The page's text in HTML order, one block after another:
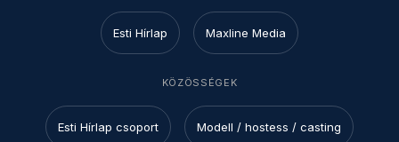
Esti Hírlap Maxline Media
KÖZÖSSÉGEK
Esti Hírlap csoport Modell / hostess / casting